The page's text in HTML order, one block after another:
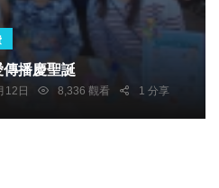
保愛傳播慶聖誕
12日 8,336 觀看 1 分享